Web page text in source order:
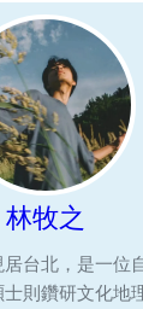
林牧之
台北，是一位
則鑽研文化地